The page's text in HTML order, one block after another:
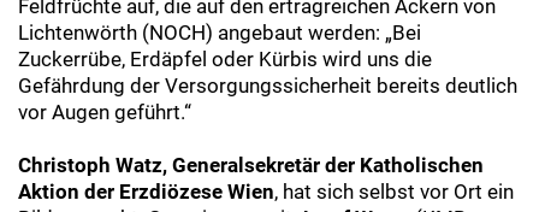
Feldfrüchte auf, die auf den ertragreichen Äckern von
Lichtenwörth (NOCH) angebaut werden: „Bei
Zuckerrübe, Erdäpfel oder Kürbis wird uns die
Gefährdung der Versorgungssicherheit bereits deutlich
vor Augen geführt.“
Christoph Watz, Generalsekretär der Katholischen
Aktion der Erzdiözese Wien, hat sich selbst vor Ort ein